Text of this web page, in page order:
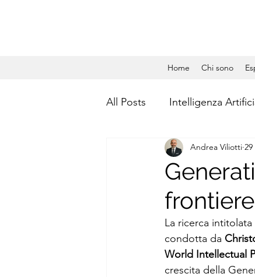
Home Chi sono
All Posts Intelligenza
Gestione Aziendale
Social Media Management
Calcolo quantistico
Andrea Viliotti 29
La ricerca intitolata
condotta da
World Intellectual
crescita della